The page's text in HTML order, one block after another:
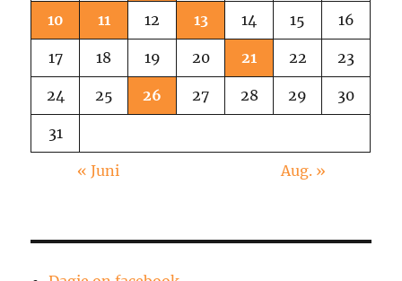
10 11 12 13 14 15 16
17 18 19 20 21 22 23
24 25 26 27 28 29 30
31
« Juni Aug. »